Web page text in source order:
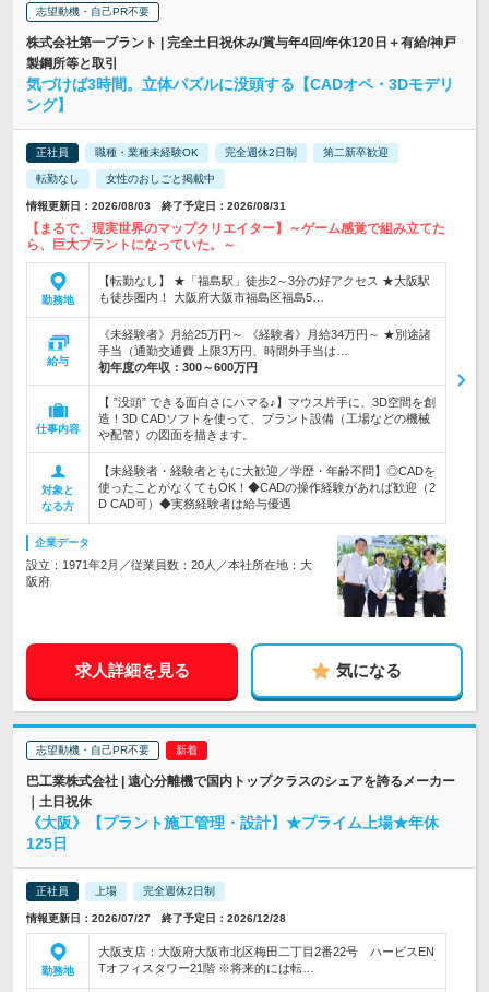
志望動機・自己PR不要
株式会社第一プラント | 完全土日祝休み/賞与年4回/年休120日＋有給/神戸
製鋼所等と取引
気づけば3時間。立体パズルに没頭する【CADオペ・3Dモデリ
ング】
正社員 職種・業種未経験OK 完全週休2日制 第二新卒歓迎
転勤なし 女性のおしごと掲載中
情報更新日：2026/08/03 終了予定日：2026/08/31
【まるで、現実世界のマップクリエイター】～ゲーム感覚で組み立てた
ら、巨大プラントになっていた。～
勤務地
【転勤なし】 ★「福島駅」徒歩2～3分の好アクセス ★大阪駅
も徒歩圏内！ 大阪府大阪市福島区福島5…
給与
《未経験者》月給25万円～ 《経験者》月給34万円～ ★別途諸
手当（通勤交通費 上限3万円、時間外手当は…
初年度の年収： 300～600万円
仕事内容
【 ”没頭” できる面白さにハマる♪】マウス片手に、3D空間を創
造！3D CADソフトを使って、プラント設備（工場などの機械
や配管）の図面を描きます。
対象と
なる方
【未経験者・経験者ともに大歓迎／学歴・年齢不問】◎CADを
使ったことがなくてもOK！◆CADの操作経験があれば歓迎（2
D CAD可）◆実務経験者は給与優遇
企業データ
設立：1971年2月／従業員数：20人／本社所在地：大
阪府
求人詳細を見る 気になる
志望動機・自己PR不要
巴工業株式会社 | 遠心分離機で国内トップクラスのシェアを誇るメーカー
｜土日祝休
《大阪》【プラント施工管理・設計】★プライム上場★年休
125日
正社員 上場 完全週休2日制
情報更新日：2026/07/27 終了予定日：2026/12/28
勤務地
大阪支店：大阪府大阪市北区梅田二丁目2番22号 ハービスEN
Tオフィスタワー21階 ※将来的には転…